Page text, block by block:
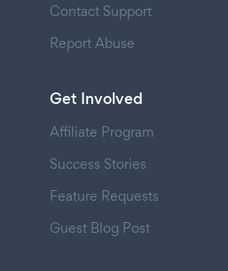
Contact Support
Report Abuse
Get Involved
Affiliate Program
Success Stories
Feature Requests
Guest Blog Post